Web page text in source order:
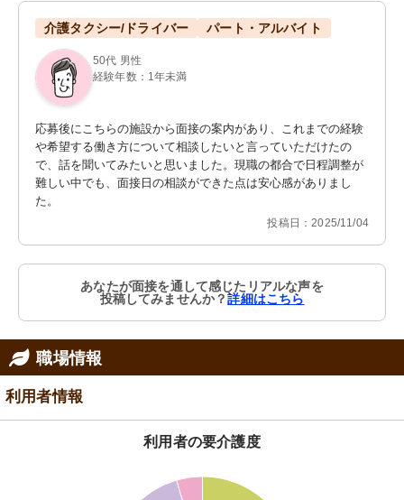
介護タクシー/ドライバー パート・アルバイト
50代 男性
経験年数：1年未満
応募後にこちらの施設から面接の案内があり、これまでの経験
や希望する働き方について相談したいと言っていただけたの
で、話を聞いてみたいと思いました。現職の都合で日程調整が
難しい中でも、面接日の相談ができた点は安心感がありまし
た。
投稿日：2025/11/04
あなたが面接を通して感じたリアルな声を
投稿してみませんか？詳細はこちら
職場情報
利用者情報
利用者の要介護度